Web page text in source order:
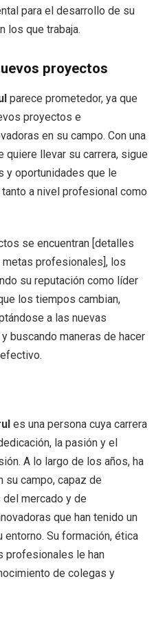
para el desarrollo de su
los que trabaja.
proyectos
parece prometedor, ya que
proyectos e
en su campo. Con una
quiere llevar su carrera, sigue
y oportunidades que le
a nivel profesional como
se encuentran [detalles
profesionales], los
su reputación como líder
los tiempos cambian,
a las nuevas
buscando maneras de hacer
es una persona cuya carrera
la pasión y el
A lo largo de los años, ha
su campo, capaz de
mercado y de
que han tenido un
Su formación, ética
profesionales le han
de colegas y